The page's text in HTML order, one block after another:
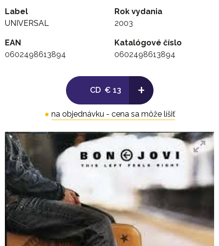
11. Spiderwebs
12. Simple Kind of Life
15. Trapped In a Box
Label
UNIVERSAL
Rok vydania
2003
EAN
0602498613894
Katalógové číslo
0602498613894
CD € 13 +
● na objednávku - cena sa môže líšiť